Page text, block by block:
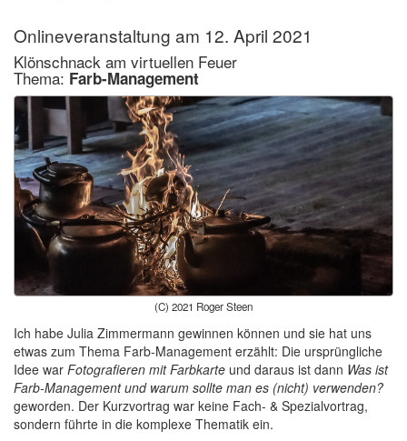
Onlineveranstaltung am 12. April 2021
Klönschnack am virtuellen Feuer
Thema: Farb-Management
(C) 2021 Roger Steen
Ich habe Julia Zimmermann gewinnen können und sie hat uns
etwas zum Thema Farb-Management erzählt: Die ursprüngliche
Idee war Fotografieren mit Farbkarte und daraus ist dann Was ist
Farb-Management und warum sollte man es (nicht) verwenden?
geworden. Der Kurzvortrag war keine Fach- & Spezialvortrag,
sondern führte in die komplexe Thematik ein.